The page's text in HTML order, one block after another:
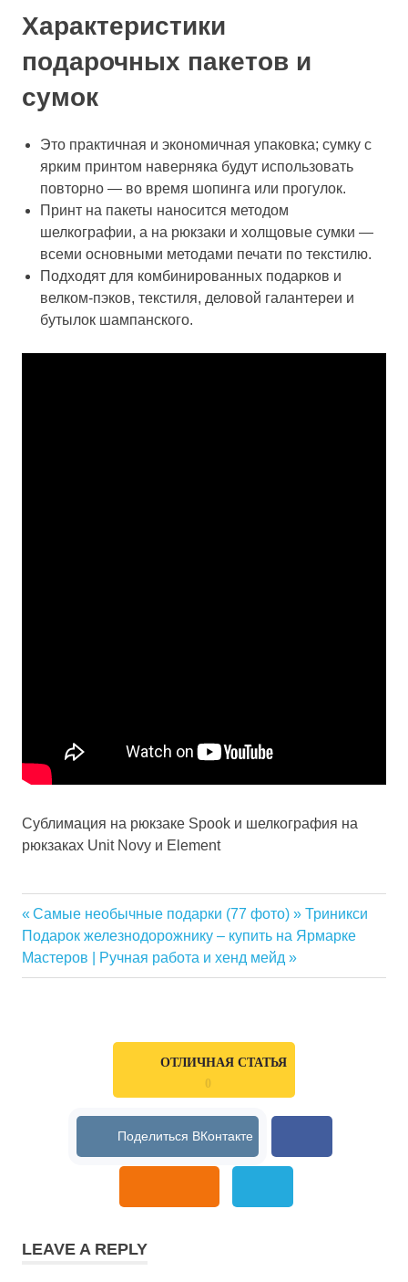
Характеристики
подарочных пакетов и
сумок
Это практичная и экономичная упаковка; сумку с
ярким принтом наверняка будут использовать
повторно — во время шопинга или прогулок.
Принт на пакеты наносится методом
шелкографии, а на рюкзаки и холщовые сумки —
всеми основными методами печати по текстилю.
Подходят для комбинированных подарков и
велком-пэков, текстиля, деловой галантереи и
бутылок шампанского.
Сублимация на рюкзаке Spook и шелкография на
рюкзаках Unit Novy и Element
Балашиха
купить
упаковку
в Балашихе
Навигация
по
Previous
Post:
Самые необычные подарки (77 фото) » Триникси
Next
Post:
Подарок железнодорожнику – купить на Ярмарке
Мастеров | Ручная работа и хенд мейд
ОТЛИЧНАЯ СТАТЬЯ
0
LEAVE A REPLY